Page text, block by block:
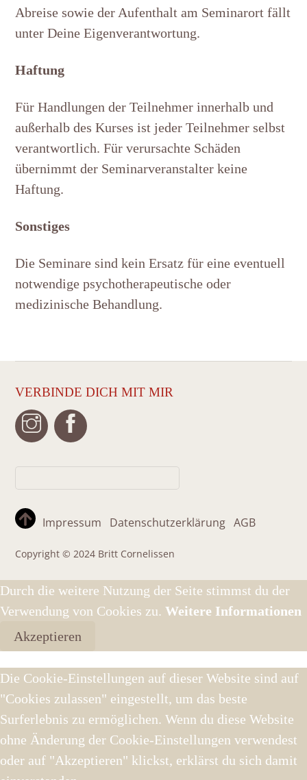
Abreise sowie der Aufenthalt am Seminarort fällt
unter Deine Eigenverantwortung.
Haftung
Für Handlungen der Teilnehmer innerhalb und
außerhalb des Kurses ist jeder Teilnehmer selbst
verantwortlich. Für verursachte Schäden
übernimmt der Seminarveranstalter keine
Haftung.
Sonstiges
Die Seminare sind kein Ersatz für eine eventuell
notwendige psychotherapeutische oder
medizinische Behandlung.
VERBINDE DICH MIT MIR
Impressum Datenschutzerklärung AGB
Copyright © 2024 Britt Cornelissen
Durch die weitere Nutzung der Seite stimmst du der
Verwendung von Cookies zu. Weitere Informationen
Akzeptieren
Die Cookie-Einstellungen auf dieser Website sind auf
"Cookies zulassen" eingestellt, um das beste
Surferlebnis zu ermöglichen. Wenn du diese Website
ohne Änderung der Cookie-Einstellungen verwendest
oder auf "Akzeptieren" klickst, erklärst du sich damit